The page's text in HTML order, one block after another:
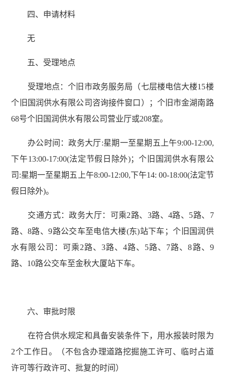
四、申请材料
无
五、受理地点
受理地点：个旧市政务服务局（七层楼电信大楼15楼
个旧国润供水有限公司咨询接件窗口）；个旧市金湖南路
68号个旧国润供水有限公司营业厅或208室。
办公时间：政务大厅:星期一至星期五上午9:00-12:00,
下午13:00-17:00(法定节假日除外)；个旧国润供水有限公
司:星期一至星期五上午8:00-12:00,下午14: 00-18:00(法定节
假日除外)。
交通方式：政务大厅：可乘2路、3路、4路、5路、7
路、8路、9路公交车至电信大楼(东)站下车；个旧国润供
水有限公司：可乘2路、3路、4路、5路、7路、8路、9
路、10路公交车至金秋大厦站下车。
六、审批时限
在符合供水规定和具备安装条件下，用水报装时限为
2个工作日。（不包含办理道路挖掘施工许可、临时占道
许可等行政许可、批复的时间）